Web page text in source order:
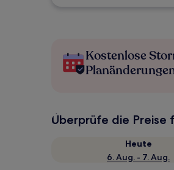
Kostenlose
Überprüfe die Preise
Heute
6. Aug. - 7. Aug.